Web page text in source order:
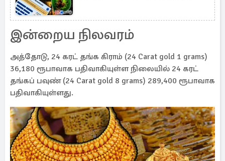
இன்றைய நிலவரம்
அத்தோடு, 24 கரட் தங்க கிராம் (24 Carat gold 1 grams)
36,180 ரூபாவாக பதிவாகியுள்ள நிலையில் 24 கரட்
தங்கப் பவுண் (24 Carat gold 8 grams) 289,400 ரூபாவாக
பதிவாகியுள்ளது.